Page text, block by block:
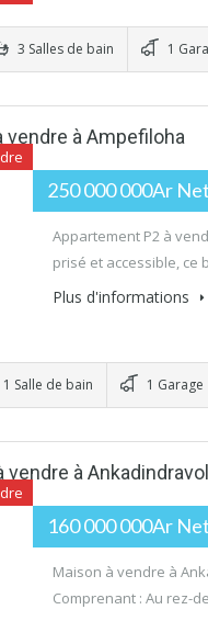
3 Salles de bain 1
vendre à Ampefiloha
250 000 000Ar
Appartement P2 à
prisé et accessible,
Plus d'informations
1 Salle de bain 1 Garage
vendre à
160 000 000Ar
Maison à vendre à
Comprenant : Au rez-